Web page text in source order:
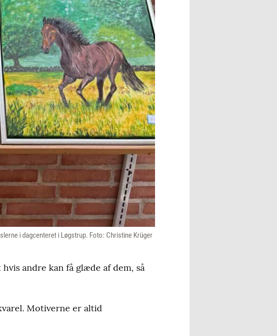
i dagcenteret i Løgstrup. Foto: Christine Krüger
andre kan få glæde af dem, så
Motiverne er altid